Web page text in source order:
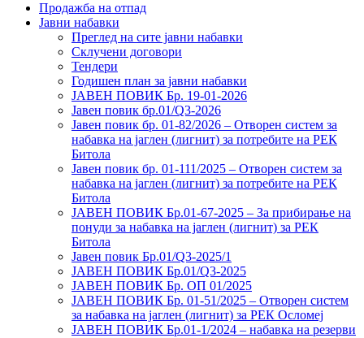
Продажба на отпад
Јавни набавки
Преглед на сите јавни набавки
Склучени договори
Тендери
Годишен план за јавни набавки
ЈАВЕН ПОВИК Бр. 19-01-2026
Јавен повик бр.01/Q3-2026
Јавен повик бр. 01-82/2026 – Отворен систем за
набавка на јаглен (лигнит) за потребите на РЕК
Битола
Јавен повик бр. 01-111/2025 – Отворен систем за
набавка на јаглен (лигнит) за потребите на РЕК
Битола
ЈАВЕН ПОВИК Бр.01-67-2025 – За прибирање на
понуди за набавка на јаглен (лигнит) за РЕК
Битола
Јавен повик Бр.01/Q3-2025/1
ЈАВЕН ПОВИК Бр.01/Q3-2025
ЈАВЕН ПОВИК Бр. ОП 01/2025
ЈАВЕН ПОВИК Бр. 01-51/2025 – Отворен систем
за набавка на јаглен (лигнит) за РЕК Осломеј
ЈАВЕН ПОВИК Бр.01-1/2024 – набавка на резерви